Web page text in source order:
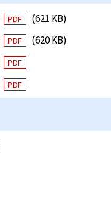
PDF
(621 KB)
PDF
(620 KB)
PDF
PDF